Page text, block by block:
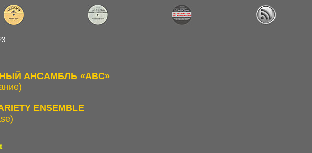
АНСАМБЛЬ «ABC»
ENSEMBLE